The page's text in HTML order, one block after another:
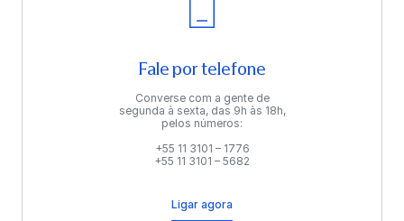
Fale por telefone
Converse com a gente de
segunda à sexta, das 9h às 18h,
pelos números:
+55 11 3101 – 1776
+55 11 3101 – 5682
Ligar agora